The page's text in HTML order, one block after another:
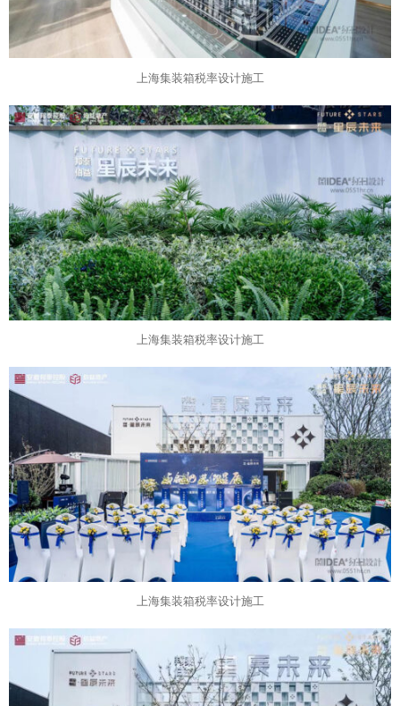
上海集装箱税率设计施工
上海集装箱税率设计施工
上海集装箱税率设计施工